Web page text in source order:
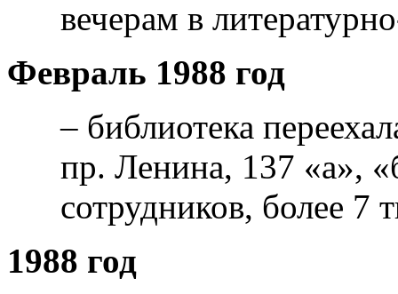
вечерам в
Февраль 1988 год
– библиотека
пр. Ленина, 137 «а»,
сотрудников, более 7
1988 год